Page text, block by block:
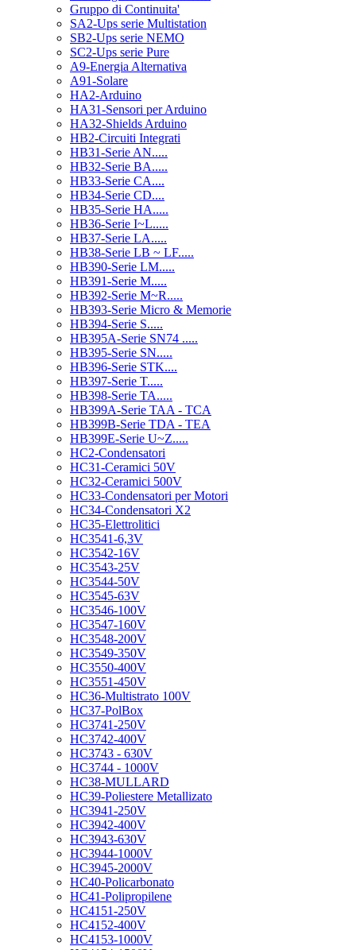
Gruppo di Continuita'
SA2-Ups serie Multistation
SB2-Ups serie NEMO
SC2-Ups serie Pure
A9-Energia Alternativa
A91-Solare
HA2-Arduino
HA31-Sensori per Arduino
HA32-Shields Arduino
HB2-Circuiti Integrati
HB31-Serie AN.....
HB32-Serie BA.....
HB33-Serie CA....
HB34-Serie CD....
HB35-Serie HA.....
HB36-Serie I~L.....
HB37-Serie LA.....
HB38-Serie LB ~ LF.....
HB390-Serie LM.....
HB391-Serie M.....
HB392-Serie M~R.....
HB393-Serie Micro & Memorie
HB394-Serie S.....
HB395A-Serie SN74 .....
HB395-Serie SN.....
HB396-Serie STK....
HB397-Serie T.....
HB398-Serie TA.....
HB399A-Serie TAA - TCA
HB399B-Serie TDA - TEA
HB399E-Serie U~Z.....
HC2-Condensatori
HC31-Ceramici 50V
HC32-Ceramici 500V
HC33-Condensatori per Motori
HC34-Condensatori X2
HC35-Elettrolitici
HC3541-6,3V
HC3542-16V
HC3543-25V
HC3544-50V
HC3545-63V
HC3546-100V
HC3547-160V
HC3548-200V
HC3549-350V
HC3550-400V
HC3551-450V
HC36-Multistrato 100V
HC37-PolBox
HC3741-250V
HC3742-400V
HC3743 - 630V
HC3744 - 1000V
HC38-MULLARD
HC39-Poliestere Metallizato
HC3941-250V
HC3942-400V
HC3943-630V
HC3944-1000V
HC3945-2000V
HC40-Policarbonato
HC41-Polipropilene
HC4151-250V
HC4152-400V
HC4153-1000V